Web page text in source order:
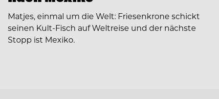
Matjes, einmal um die Welt: Friesenkrone schickt
seinen Kult-Fisch auf Weltreise und der nächste
Stopp ist Mexiko.